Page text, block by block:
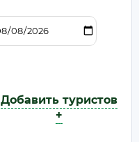
Добавить туристов
+